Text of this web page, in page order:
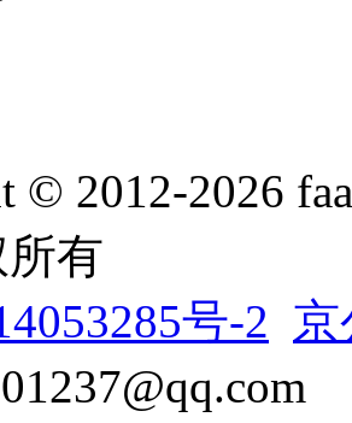
© 2012-2026
所有
号-2 京